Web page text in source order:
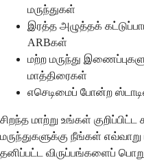
மருந்துகள்
இரத்த அழுத்தக்
ARBகள்
மற்ற மருந்து
மாத்திரைகள்
எசெடிமைப் போன்ற
சிறந்த மாற்று உங்கள்
மருந்துகளுக்கு நீங்கள் எவ்வாறு
தனிப்பட்ட விருப்பங்களைப்